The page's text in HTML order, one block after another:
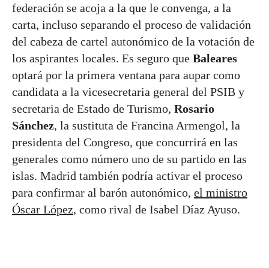
federación se acoja a la que le convenga, a la
carta, incluso separando el proceso de validación
del cabeza de cartel autonómico de la votación de
los aspirantes locales. Es seguro que Baleares
optará por la primera ventana para aupar como
candidata a la vicesecretaria general del PSIB y
secretaria de Estado de Turismo, Rosario
Sánchez, la sustituta de Francina Armengol, la
presidenta del Congreso, que concurrirá en las
generales como número uno de su partido en las
islas. Madrid también podría activar el proceso
para confirmar al barón autonómico, el ministro
Óscar López, como rival de Isabel Díaz Ayuso.